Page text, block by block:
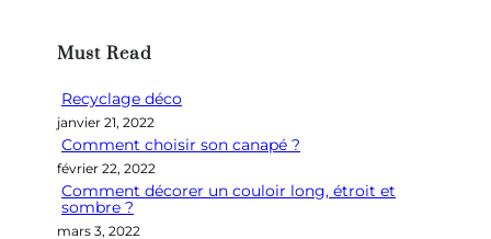
e
c
h
e
Must Read
Recyclage déco
janvier 21, 2022
Comment choisir son canapé ?
février 22, 2022
Comment décorer un couloir long, étroit et
sombre ?
mars 3, 2022